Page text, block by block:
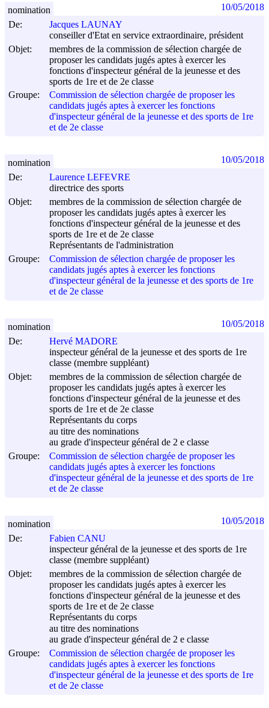
De:
Jacques LAUNAY
conseiller d'Etat en service extraordinaire, président
Objet:
membres de la commission de sélection chargée de
proposer les candidats jugés aptes à exercer les
fonctions d'inspecteur général de la jeunesse et des
sports de 1re et de 2e classe
Groupe:
Commission de sélection chargée de proposer les
candidats jugés aptes à exercer les fonctions
d'inspecteur général de la jeunesse et des sports de 1re
et de 2e classe
nomination 10/05/2018
De:
Laurence LEFEVRE
directrice des sports
Objet:
membres de la commission de sélection chargée de
proposer les candidats jugés aptes à exercer les
fonctions d'inspecteur général de la jeunesse et des
sports de 1re et de 2e classe
Représentants de l'administration
Groupe:
Commission de sélection chargée de proposer les
candidats jugés aptes à exercer les fonctions
d'inspecteur général de la jeunesse et des sports de 1re
et de 2e classe
nomination 10/05/2018
De:
Hervé MADORE
inspecteur général de la jeunesse et des sports de 1re
classe (membre suppléant)
Objet:
membres de la commission de sélection chargée de
proposer les candidats jugés aptes à exercer les
fonctions d'inspecteur général de la jeunesse et des
sports de 1re et de 2e classe
Représentants du corps
au titre des nominations
au grade d'inspecteur général de 2 e classe
Groupe:
Commission de sélection chargée de proposer les
candidats jugés aptes à exercer les fonctions
d'inspecteur général de la jeunesse et des sports de 1re
et de 2e classe
nomination 10/05/2018
De:
Fabien CANU
inspecteur général de la jeunesse et des sports de 1re
classe (membre suppléant)
Objet:
membres de la commission de sélection chargée de
proposer les candidats jugés aptes à exercer les
fonctions d'inspecteur général de la jeunesse et des
sports de 1re et de 2e classe
Représentants du corps
au titre des nominations
au grade d'inspecteur général de 2 e classe
Groupe:
Commission de sélection chargée de proposer les
candidats jugés aptes à exercer les fonctions
d'inspecteur général de la jeunesse et des sports de 1re
et de 2e classe
nomination 10/05/2018